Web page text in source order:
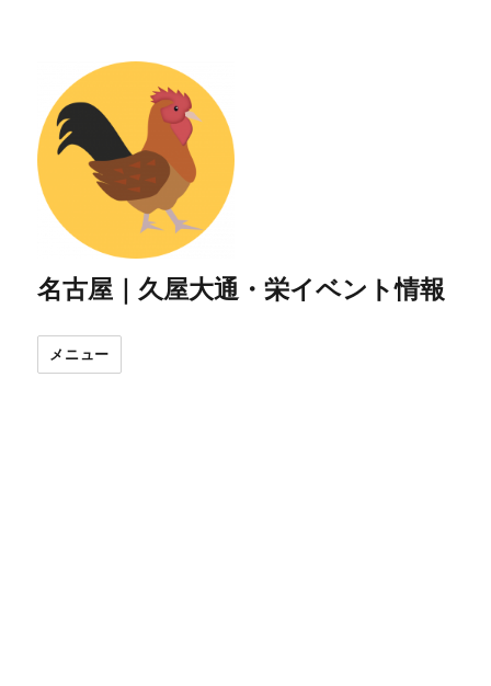
名古屋｜久屋大通・栄イベント情報
メニュー